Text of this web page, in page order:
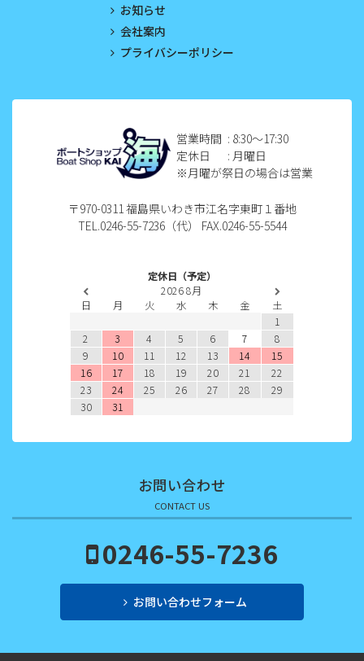
2022年11月
2022年9月
2022年7月
2022年5月
2022年4月
2022年3月
2022年2月
お知らせ
会社案内
プライバシーポリシー
営業時間 : 8:30〜17:30
定休日
: 月曜日
※月曜が祭日の場合は営業
〒970-0311 福島県いわき市江名字東町１番地
TEL.0246-55-7236（代） FAX.0246-55-5544
定休日（予定）
20268月
日
月 火 水 木 金
土
1
2
3 4 5 6 7
8
9
10 11 12 13 14
15
16
17 18 19 20 21
22
23
24 25 26 27 28
29
30
31
お問い合わせ
CONTACT US
0246-55-7236
お問い合わせフォーム